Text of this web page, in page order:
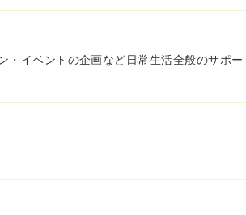
・イベントの企画など日常生活全般のサポ